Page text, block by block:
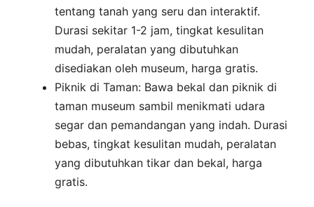
tentang tanah yang seru dan interaktif.
Durasi sekitar 1-2 jam, tingkat kesulitan
mudah, peralatan yang dibutuhkan
disediakan oleh museum, harga gratis.
Piknik di Taman: Bawa bekal dan piknik di
taman museum sambil menikmati udara
segar dan pemandangan yang indah. Durasi
bebas, tingkat kesulitan mudah, peralatan
yang dibutuhkan tikar dan bekal, harga
gratis.